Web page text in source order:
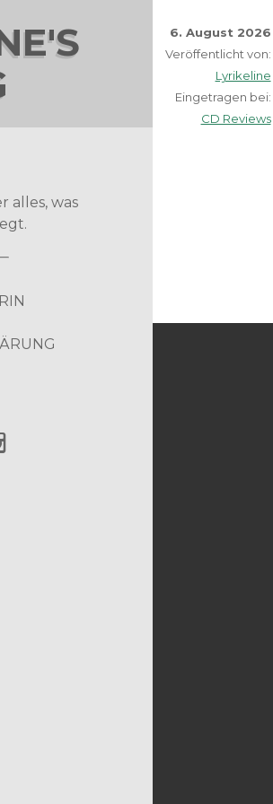
alles, was
6. August 2026
Veröffentlicht von:
Lyrikeline
Eingetragen bei:
CD Reviews